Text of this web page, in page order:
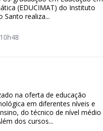
(EDUCIMAT) do Instituto
Santo realiza...
10h48
na oferta de educação
em diferentes níveis e
do técnico de nível médio
dos cursos...